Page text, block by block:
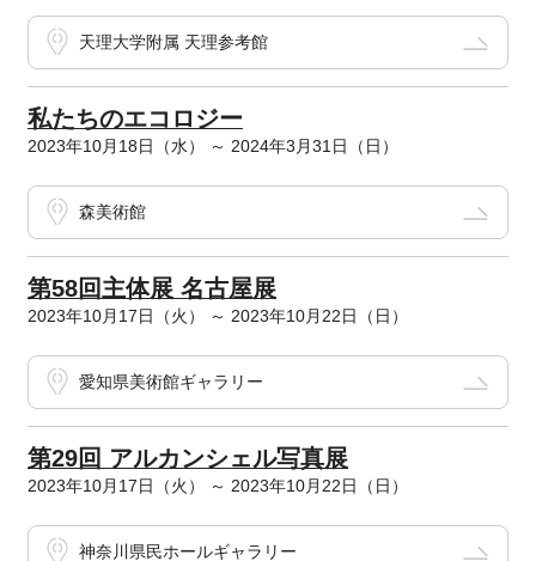
天理大学附属 天理参考館
私たちのエコロジー
2023年10月18日（水） ～ 2024年3月31日（日）
森美術館
第58回主体展 名古屋展
2023年10月17日（火） ～ 2023年10月22日（日）
愛知県美術館ギャラリー
第29回 アルカンシェル写真展
2023年10月17日（火） ～ 2023年10月22日（日）
神奈川県民ホールギャラリー